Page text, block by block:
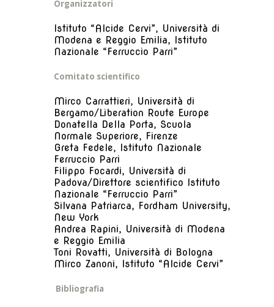
Organizzatori
Istituto “Alcide Cervi”, Università di
Modena e Reggio Emilia, Istituto
Nazionale “Ferruccio Parri”
Comitato scientifico
Mirco Carrattieri, Università di
Bergamo/Liberation Route Europe
Donatella Della Porta, Scuola
Normale Superiore, Firenze
Greta Fedele, Istituto Nazionale
Ferruccio Parri
Filippo Focardi, Università di
Padova/Direttore scientifico Istituto
Nazionale “Ferruccio Parri”
Silvana Patriarca, Fordham University,
New York
Andrea Rapini, Università di Modena
e Reggio Emilia
Toni Rovatti, Università di Bologna
Mirco Zanoni, Istituto “Alcide Cervi”
Bibliografia